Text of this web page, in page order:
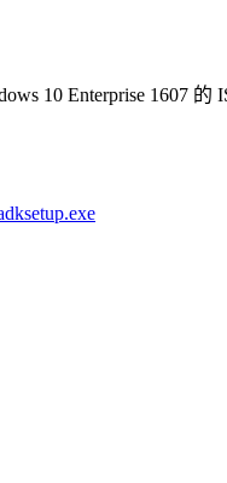
10 Enterprise 1607 的